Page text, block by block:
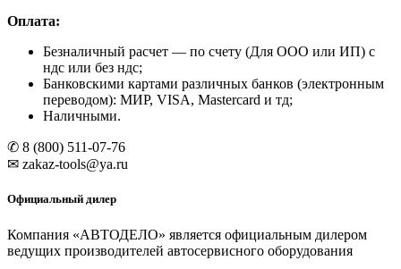
Оплата:
Безналичный расчет — по счету (Для ООО или ИП) с
ндс или без ндс;
Банковскими картами различных банков (электронным
переводом): МИР, VISA, Mastercard и тд;
Наличными.
✆ 8 (800) 511-07-76
✉ zakaz-tools@ya.ru
Официальный дилер
Компания «АВТОДЕЛО» является официальным дилером
ведущих производителей автосервисного оборудования